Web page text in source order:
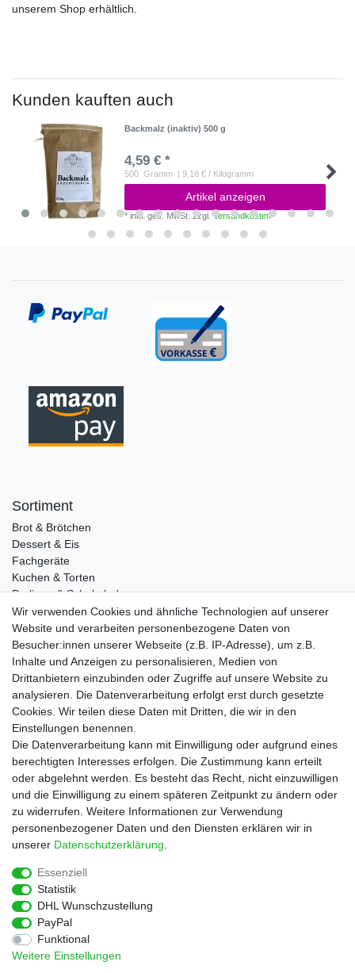
unserem Shop erhältlich.
Kunden kauften auch
Backmalz (inaktiv) 500 g
4,59 € *
500 Gramm | 9,18 € / Kilogramm
Artikel anzeigen
*inkl. ges. MwSt. zzgl.Versandkosten
Sortiment
Brot & Brötchen
Dessert & Eis
Fachgeräte
Kuchen & Torten
Pralinen & Schokolade
Lebensmittel
Gutscheine
Informationen
Zahlungsarten
Versandkosten
Service
Rezepte
Newsletter
Blog
Choco Patiss
|
Wir verwenden Cookies und ähnliche Technologien auf unserer
Website und verarbeiten personenbezogene Daten von
Besucher:innen unserer Webseite (z.B. IP-Adresse), um z.B.
Inhalte und Anzeigen zu personalisieren, Medien von
Drittanbietern einzubinden oder Zugriffe auf unsere Website zu
analysieren. Die Datenverarbeitung erfolgt erst durch gesetzte
Cookies. Wir teilen diese Daten mit Dritten, die wir in den
Einstellungen benennen.
Die Datenverarbeitung kann mit Einwilligung oder aufgrund eines
berechtigten Interesses erfolgen. Die Zustimmung kann erteilt
oder abgelehnt werden. Es besteht das Recht, nicht einzuwilligen
und die Einwilligung zu einem späteren Zeitpunkt zu ändern oder
zu widerrufen. Weitere Informationen zur Verwendung
personenbezogener Daten und den Diensten erklären wir in
unserer Daten­schutz­erklärung
Essenziell
Statistik
DHL Wunschzustellung
PayPal
Funktional
Weitere Einstellungen